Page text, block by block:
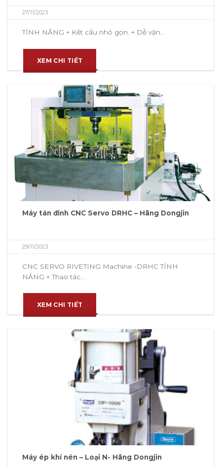
27/11/2023
TÍNH NĂNG + Kết cấu nhỏ gọn. + Dễ vận...
XEM CHI TIẾT
Máy tán đinh CNC Servo DRHC – Hãng Dongjin
29/11/2023
CNC SERVO RIVETING Machine -DRHC TÍNH
NĂNG + Thao tác...
XEM CHI TIẾT
Máy ép khí nén – Loại N- Hãng Dongjin